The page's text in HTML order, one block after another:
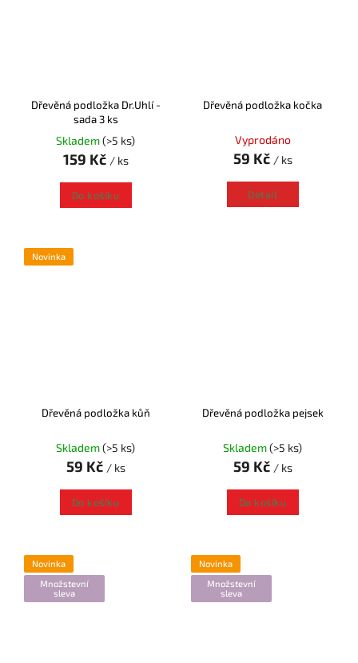
Dřevěná podložka Dr.Uhlí -
sada 3 ks
Skladem(>5 ks)
159 Kč / ks
Do košíku
Dřevěná podložka kočka
Vyprodáno
59 Kč / ks
Detail
Novinka
Dřevěná podložka kůň
Skladem(>5 ks)
59 Kč / ks
Do košíku
Dřevěná podložka pejsek
Skladem(>5 ks)
59 Kč / ks
Do košíku
Novinka
Množstevní
sleva
Novinka
Množstevní
sleva